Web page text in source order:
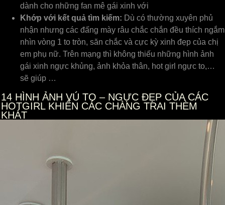
dành cho những fan mê gái xinh với
Khớp với kết quả tìm kiếm: Dù có thường xuyên phủ
nhận nhưng các đấng mày râu chắc chắn đều thích ngắm
nhìn vòng 1 to tròn, săn chắc và cực kỳ xinh đẹp của chị
em phụ nữ. Trên mạng thì không thiếu những hình ảnh
gái xinh ngực khủng, ảnh khỏa thân, hot girl ngực to,…
sẽ giúp …
14 HÌNH ẢNH VÚ TO – NGỰC ĐẸP CỦA CÁC
HOTGIRL KHIẾN CÁC CHÀNG TRAI THÈM
KHÁT